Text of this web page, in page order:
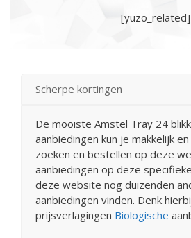
[yuzo_related]
Scherpe kortingen
De mooiste Amstel Tray 24
aanbiedingen kun je makkelijk
zoeken en bestellen op deze
aanbiedingen op deze
deze website nog duizenden
aanbiedingen vinden. Denk
prijsverlagingen Biologische